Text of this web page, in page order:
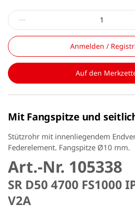
Anmelden /
Auf den
Mit Fangspitze und
Stützrohr mit innenliegendem
Federelement. Fangspitze Ø10 mm.
Art.-Nr. 105338
SR D50 4700 FS1000
V2A